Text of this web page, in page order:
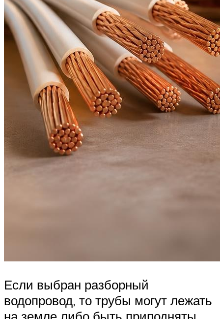
Если выбран разборный
водопровод, то трубы могут лежать